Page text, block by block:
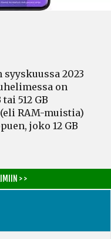
syyskuussa 2023
on
512 GB
(eli RAM-muistia)
joko 12 GB
> >